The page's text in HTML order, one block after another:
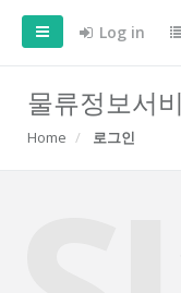
Log in
물류정보서
Home 로그인